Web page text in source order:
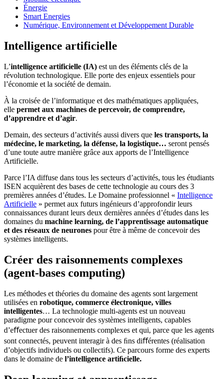
Énergie
Smart Energies
Numérique, Environnement et Développement Durable
Intelligence artificielle
L’intelligence artificielle (IA) est un des éléments clés de la
révolution technologique. Elle porte des enjeux essentiels pour
l’économie et la société de demain.
À la croisée de l’informatique et des mathématiques appliquées,
elle permet aux machines de percevoir, de comprendre,
d’apprendre et d’agir.
Demain, des secteurs d’activités aussi divers que les transports, la
médecine, le marketing, la défense, la logistique… seront pensés
d’une toute autre manière grâce aux apports de l’Intelligence
Artificielle.
Parce l’IA diffuse dans tous les secteurs d’activités, tous les étudiants
ISEN acquièrent des bases de cette technologie au cours des 3
premières années d’études. Le Domaine professionnel « Intelligence
Artificielle » permet aux futurs ingénieurs d’approfondir leurs
connaissances durant leurs deux dernières années d’études dans les
domaines du machine learning, de l’apprentissage automatique
et des réseaux de neurones pour être à même de concevoir des
systèmes intelligents.
Créer des raisonnements complexes
(agent-bases computing)
Les méthodes et théories du domaine des agents sont largement
utilisées en robotique, commerce électronique, villes
intelligentes… La technologie multi-agents est un nouveau
paradigme pour concevoir des systèmes intelligents, capables
d’eﬀectuer des raisonnements complexes et qui, parce que les agents
sont connectés, peuvent interagir à des ﬁns diﬀérentes (réalisation
d’objectifs individuels ou collectifs). Ce parcours forme des experts
dans le domaine de l’intelligence artiﬁcielle.